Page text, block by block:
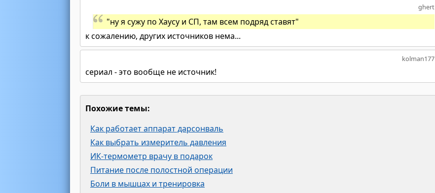
ghert
"ну я сужу по Хаусу и СП, там всем подряд ставят"
к сожалению, других источников нема...
kolman177
сериал - это вообще не источник!
Похожие темы:
Как работает аппарат дарсонваль
Как выбрать измеритель давления
ИК-термометр врачу в подарок
Питание после полостной операции
Боли в мышцах и тренировка